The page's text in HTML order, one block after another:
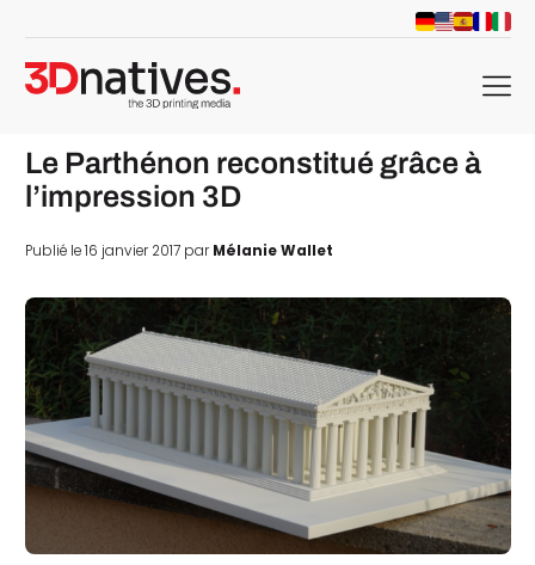
menu
Le Parthénon reconstitué grâce à
l’impression 3D
Publié le 16 janvier 2017 parMélanie Wallet